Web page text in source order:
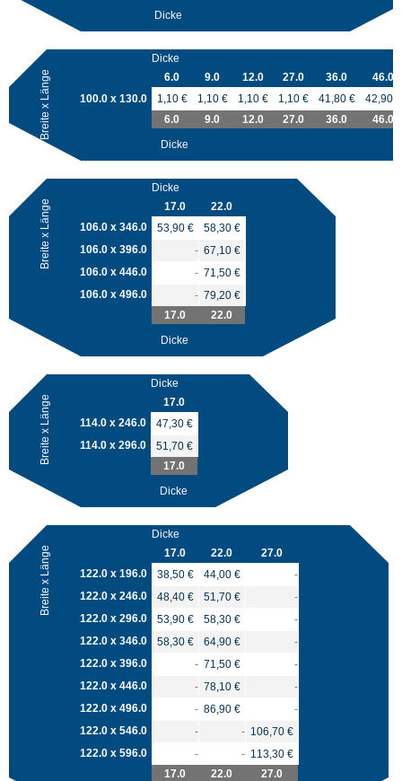
Dicke
Dicke
6.0
9.0 12.0 27.0 36.0 46.0
Breite x Länge 100.0 x 130.0 1,10 € 1,10 € 1,10 € 1,10 € 41,80 €
42,90 €
6.0
9.0 12.0 27.0 36.0
46.0
Dicke
Dicke
17.0
22.0
Breite x Länge 106.0 x 346.0 53,90 €
58,30 €
106.0 x 396.0
- 67,10 €
106.0 x 446.0
- 71,50 €
106.0 x 496.0
- 79,20 €
17.0
22.0
Dicke
Dicke
17.0
Breite x Länge 114.0 x 246.0
47,30 €
114.0 x 296.0
51,70 €
17.0
Dicke
Dicke
17.0
22.0 27.0
Breite x Länge 122.0 x 196.0 38,50 € 44,00 €
-
122.0 x 246.0
48,40 € 51,70 €
-
122.0 x 296.0
53,90 € 58,30 €
-
122.0 x 346.0
58,30 € 64,90 €
-
122.0 x 396.0
- 71,50 €
-
122.0 x 446.0
- 78,10 €
-
122.0 x 496.0
- 86,90 €
-
122.0 x 546.0
- - 106,70 €
122.0 x 596.0
- - 113,30 €
17.0
22.0
27.0